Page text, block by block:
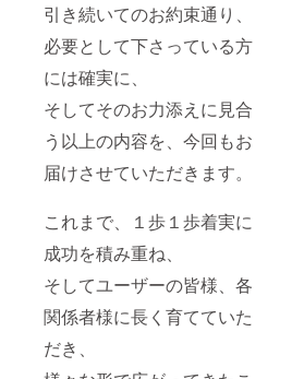
引き続いてのお約束通り、
必要として下さっている方
には確実に、
そしてそのお力添えに見合
う以上の内容を、今回もお
届けさせていただきます。
これまで、１歩１歩着実に
成功を積み重ね、
そしてユーザーの皆様、各
関係者様に長く育てていた
だき、